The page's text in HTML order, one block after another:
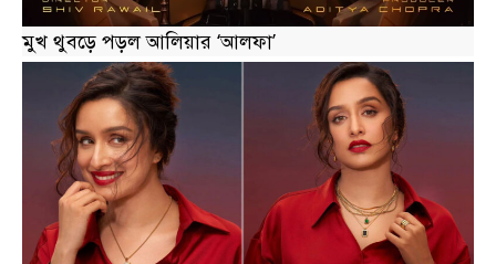
মুখ থুবড়ে পড়ল আলিয়ার ‘আলফা’